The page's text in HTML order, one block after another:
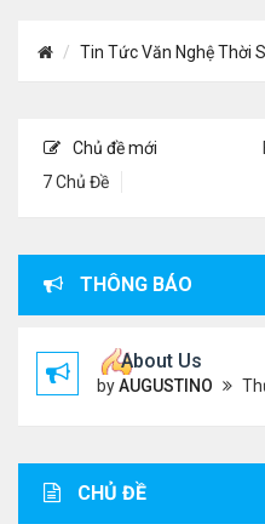
Tin Tức Văn Nghệ Thời
Chủ đề mới
7 Chủ Đề
THÔNG BÁO
About Us
byAUGUSTINO Thứ 4 Tháng 10 07,
CHỦ ĐỀ